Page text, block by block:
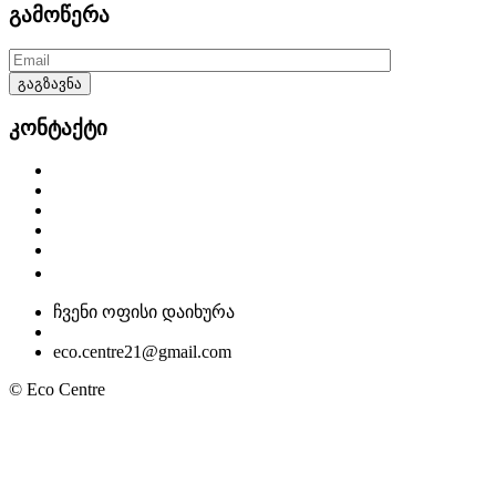
გამოწერა
კონტაქტი
ჩვენი ოფისი დაიხურა
eco.centre21@gmail.com
© Eco Centre